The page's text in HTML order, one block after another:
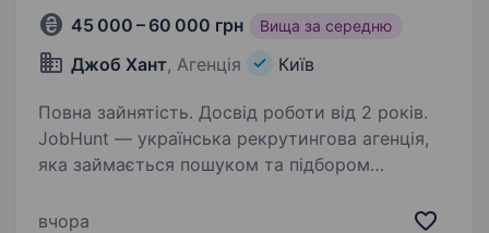
45 000 – 60 000 грн Вища за середню
Джоб Хант, Агенція Київ
Повна зайнятість. Досвід роботи від 2 років.
JobHunt — українська рекрутингова агенція,
яка займається пошуком та підбором
інженера для компанії, яка вже доволі
вчора